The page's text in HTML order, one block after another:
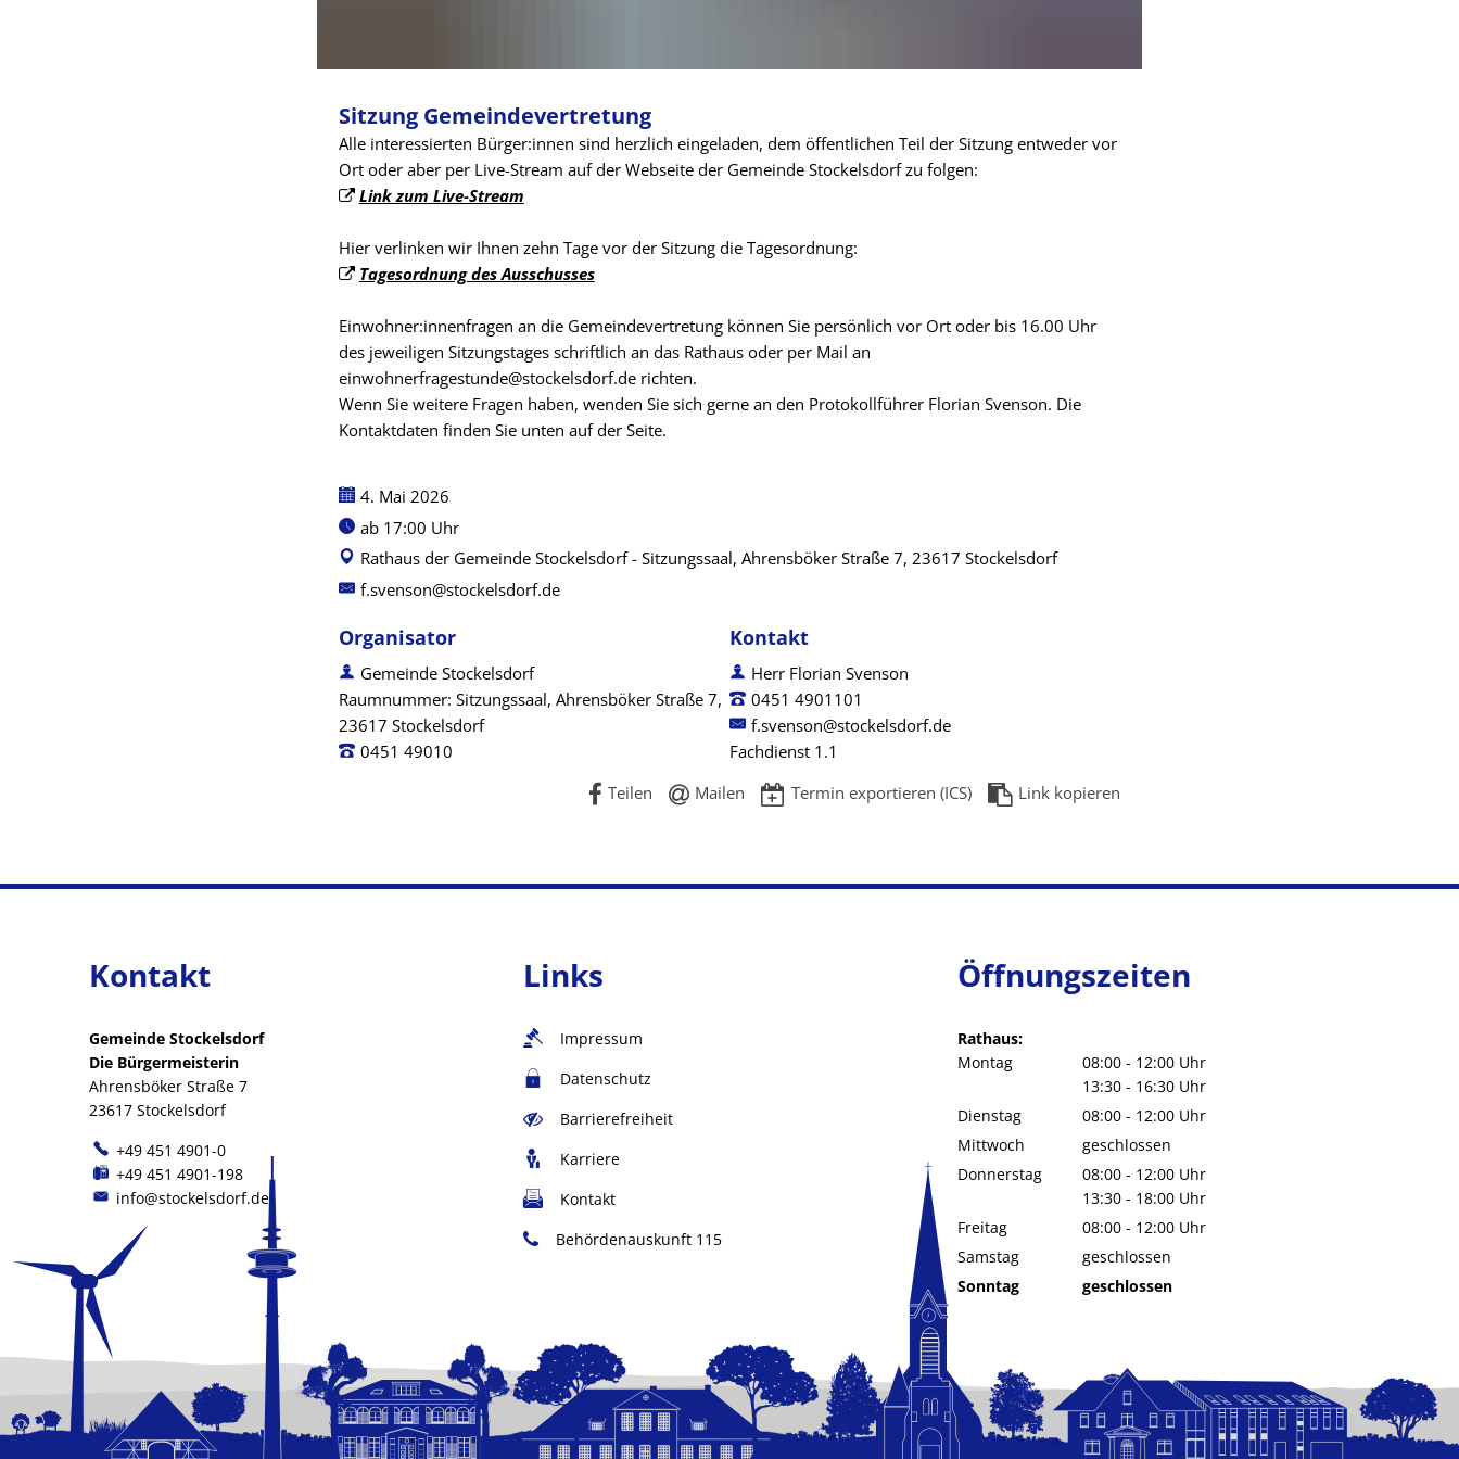
Sitzung Gemeindevertretung
Alle interessierten Bürger:innen sind herzlich eingeladen, dem öffentlichen Teil der Sitzung entweder vor
Ort oder aber per Live-Stream auf der Webseite der Gemeinde Stockelsdorf zu folgen:
Link zum Live-Stream
Hier verlinken wir Ihnen zehn Tage vor der Sitzung die Tagesordnung:
Tagesordnung des Ausschusses
Einwohner:innenfragen an die Gemeindevertretung können Sie persönlich vor Ort oder bis 16.00 Uhr
des jeweiligen Sitzungstages schriftlich an das Rathaus oder per Mail an
einwohnerfragestunde@stockelsdorf.de richten.
Wenn Sie weitere Fragen haben, wenden Sie sich gerne an den Protokollführer Florian Svenson. Die
Kontaktdaten finden Sie unten auf der Seite.
Datum:
4. Mai 2026
Uhrzeit:
ab 17:00 Uhr
Rathaus der Gemeinde Stockelsdorf - Sitzungssaal, Ahrensböker Straße 7, 23617 Stockelsdorf
f.svenson@stockelsdorf.de
Organisator
Gemeinde Stockelsdorf
Raumnummer: Sitzungssaal, Ahrensböker Straße 7,
23617 Stockelsdorf
0451 49010
Kontakt
Herr Florian Svenson
0451 4901101
f.svenson@stockelsdorf.de
Fachdienst 1.1
Teilen
Mailen Termin exportieren (ICS) Link kopieren
Kontakt
Gemeinde Stockelsdorf
Die Bürgermeisterin
Ahrensböker Straße 7
23617 Stockelsdorf
+49 451 4901-0
+49 451 4901-198
info@stockelsdorf.de
Links
Impressum
Datenschutz
Barrierefreiheit
Karriere
Kontakt
Behördenauskunft 115
Öffnungszeiten
Rathaus:
Montag
08:00 - 12:00 Uhr
Von 08:00 bis 12:00 Uhr
13:30 - 16:30 Uhr
Von 13:30 bis 16:30 Uhr
Dienstag 08:00 - 12:00 Uhr
Von 08:00 bis 12:00 Uhr
Mittwoch
geschlossen
Donnerstag
08:00 - 12:00 Uhr
Von 08:00 bis 12:00 Uhr
13:30 - 18:00 Uhr
Von 13:30 bis 18:00 Uhr
Freitag 08:00 - 12:00 Uhr
Von 08:00 bis 12:00 Uhr
Samstag
geschlossen
Sonntag
geschlossen